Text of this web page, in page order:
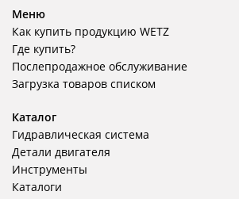
Меню
Как купить продукцию WETZ
Где купить?
Послепродажное обслуживание
Загрузка товаров списком
Каталог
Гидравлическая система
Детали двигателя
Инструменты
Каталоги